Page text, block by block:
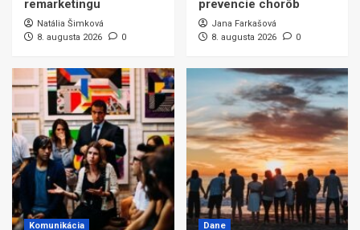
remarketingu
Natália Šimková
8. augusta 2026
0
prevencie chorôb
Jana Farkašová
8. augusta 2026
0
Komunikácia Dane